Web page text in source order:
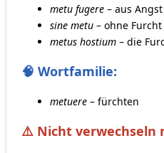
metu fugere – aus
sine metu – ohne Furcht
metus hostium – die
🧠 Wortfamilie:
metuere – fürchten
⚠️ Nicht verwechseln